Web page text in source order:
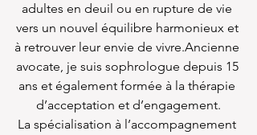
adultes en deuil ou en rupture de vie
vers un nouvel équilibre harmonieux et
à retrouver leur envie de vivre.Ancienne
avocate, je suis sophrologue depuis 15
ans et également formée à la thérapie
d’acceptation et d’engagement.
La spécialisation à l’accompagnement